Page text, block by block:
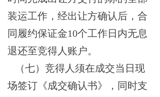
装运工作，经出让方确认后，合
同履约保证金10个工作日内无息
退还至竞得人账户。
（七）竞得人须在成交当日现
场签订《成交确认书》，同时支